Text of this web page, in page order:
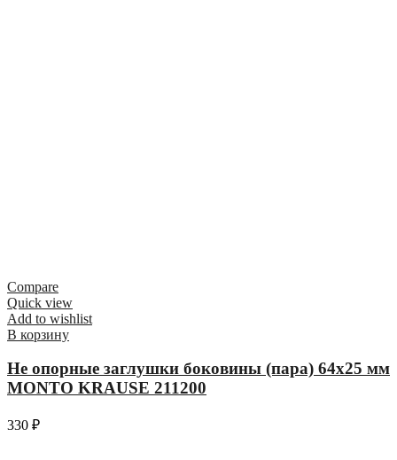
Compare
Quick view
Add to wishlist
В корзину
Не опорные заглушки боковины (пара) 64х25 мм
MONTO KRAUSE 211200
330 ₽